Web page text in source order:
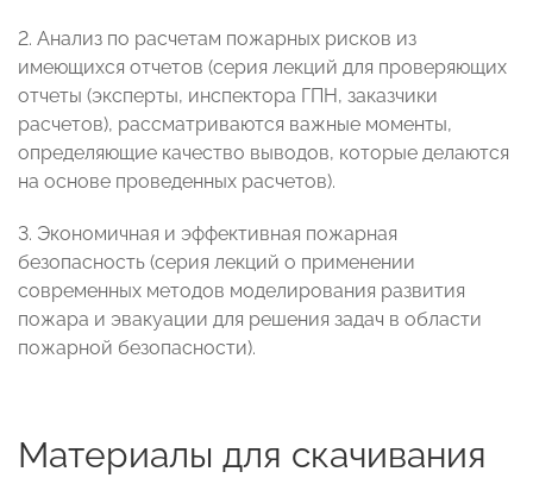
2. Анализ по расчетам пожарных рисков из
имеющихся отчетов (серия лекций для проверяющих
отчеты (эксперты, инспектора ГПН, заказчики
расчетов), рассматриваются важные моменты,
определяющие качество выводов, которые делаются
на основе проведенных расчетов).
3. Экономичная и эффективная пожарная
безопасность (серия лекций о применении
современных методов моделирования развития
пожара и эвакуации для решения задач в области
пожарной безопасности).
Материалы для скачивания